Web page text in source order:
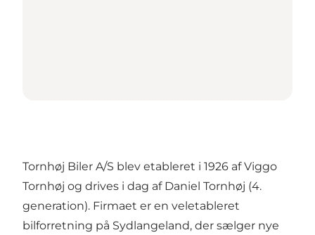
Tornhøj Biler A/S blev etableret i 1926 af Viggo
Tornhøj og drives i dag af Daniel Tornhøj (4.
generation). Firmaet er en veletableret
bilforretning på Sydlangeland, der sælger nye